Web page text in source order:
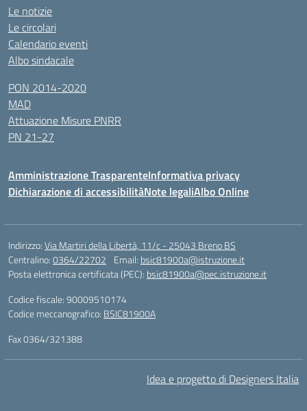
Le notizie
Le circolari
Calendario eventi
Albo sindacale
PON 2014-2020
MAD
Attuazione Misure PNRR
PN 21-27
Amministrazione TrasparenteInformativa privacy
Dichiarazione di accessibilitàNote legaliAlbo Online
Indirizzo:Via Martiri della Libertà, 11/c - 25043 Breno BS
Centralino:0364/22702 Email: bsic81900a@istruzione.it
Posta elettronica certificata (PEC): bsic81900a@pec.istruzione.it
Codice fiscale: 90009510174
Codice meccanografico: BSIC81900A
Fax 0364/321388
Idea e progetto di Designers Italia